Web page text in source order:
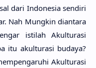
dari Indonesia sendiri
Nah Mungkin diantara
istilah Akulturasi
itu akulturasi budaya?
Akulturasi